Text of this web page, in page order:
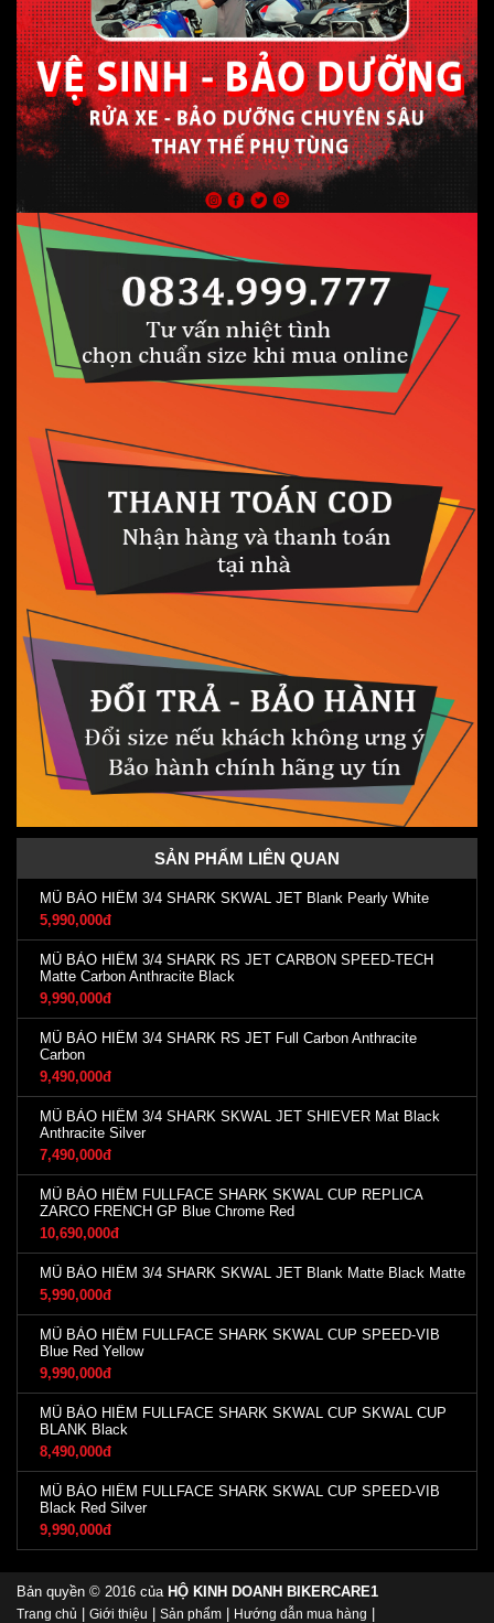
SẢN PHẨM LIÊN QUAN
MŨ BẢO HIỂM 3/4 SHARK SKWAL JET Blank Pearly White
5,990,000đ
MŨ BẢO HIỂM 3/4 SHARK RS JET CARBON SPEED-TECH
Matte Carbon Anthracite Black
9,990,000đ
MŨ BẢO HIỂM 3/4 SHARK RS JET Full Carbon Anthracite
Carbon
9,490,000đ
MŨ BẢO HIỂM 3/4 SHARK SKWAL JET SHIEVER Mat Black
Anthracite Silver
7,490,000đ
MŨ BẢO HIỂM FULLFACE SHARK SKWAL CUP REPLICA
ZARCO FRENCH GP Blue Chrome Red
10,690,000đ
MŨ BẢO HIỂM 3/4 SHARK SKWAL JET Blank Matte Black Matte
5,990,000đ
MŨ BẢO HIỂM FULLFACE SHARK SKWAL CUP SPEED-VIB
Blue Red Yellow
9,990,000đ
MŨ BẢO HIỂM FULLFACE SHARK SKWAL CUP SKWAL CUP
BLANK Black
8,490,000đ
MŨ BẢO HIỂM FULLFACE SHARK SKWAL CUP SPEED-VIB
Black Red Silver
9,990,000đ
Bản quyền © 2016 của HỘ KINH DOANH BIKERCARE1
Trang chủ Giới thiệu Sản phẩm Hướng dẫn mua hàng